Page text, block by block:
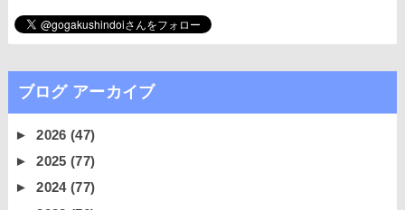
ブログ アーカイブ
►2026(47)
►2025(77)
►2024(77)